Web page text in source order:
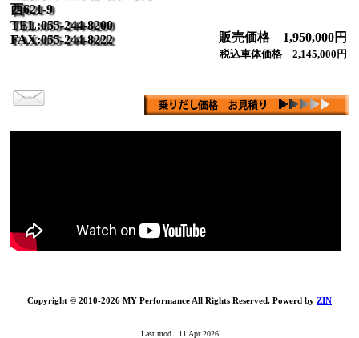
西621-9
TEL:055-244-8200
FAX:055-244-8222
販売価格 1,950,000円
税込車体価格 2,145,000円
Copyright © 2010-2026 MY Performance All Rights Reserved. Powerd by ZIN
Last mod : 11 Apr 2026